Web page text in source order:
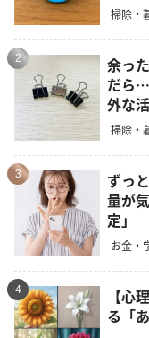
掃除・
2
余っ
だら
外な
掃除・
3
ずっ
量が
定」
お金・
4
【心
る「